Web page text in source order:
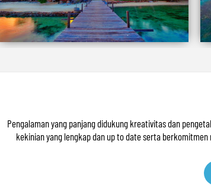
Pengalaman yang panjang didukung kreativitas dan
kekinian yang lengkap dan up to date serta